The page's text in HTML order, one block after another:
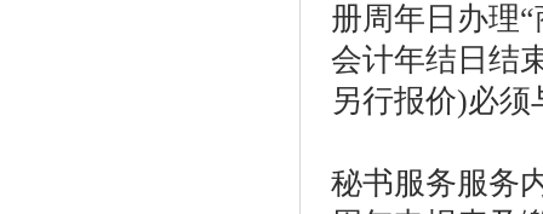
册周年日办理
会计年结日结
另行报价)必须
秘书服务服务